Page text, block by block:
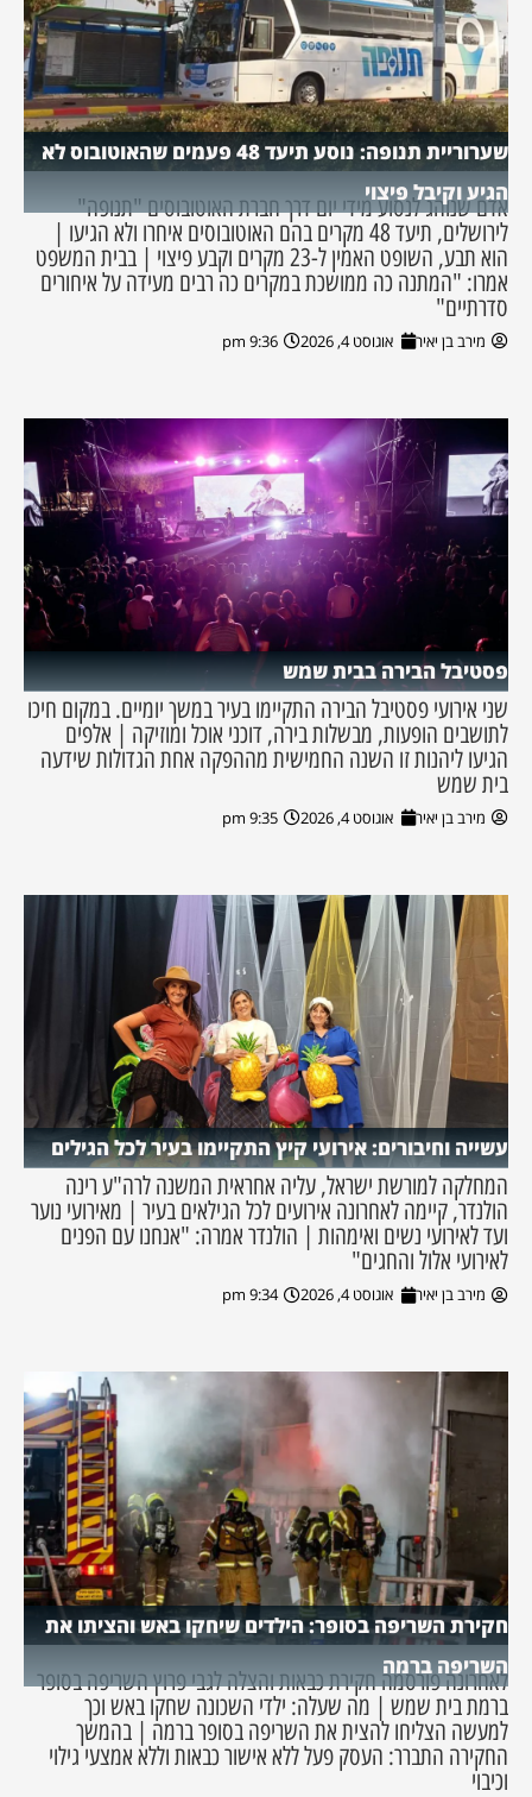
שערוריית תנופה: נוסע תיעד 48 פעמים שהאוטובוס לא
הגיע וקיבל פיצוי
אדם שנוהג לנסוע מידי יום דרך חברת האוטובוסים "תנופה"
לירושלים, תיעד 48 מקרים בהם האוטובוסים איחרו ולא הגיעו |
הוא תבע, השופט האמין ל-23 מקרים וקבע פיצוי | בבית המשפט
אמרו: "המתנה כה ממושכת במקרים כה רבים מעידה על איחורים
סדרתיים"
מירב בן יאיר אוגוסט 4, 2026 9:36 pm
פסטיבל הבירה בבית שמש
שני אירועי פסטיבל הבירה התקיימו בעיר במשך יומיים. במקום חיכו
לתושבים הופעות, מבשלות בירה, דוכני אוכל ומוזיקה | אלפים
הגיעו ליהנות זו השנה החמישית מההפקה אחת הגדולות שידעה
בית שמש
מירב בן יאיר אוגוסט 4, 2026 9:35 pm
עשייה וחיבורים: אירועי קיץ התקיימו בעיר לכל הגילים
המחלקה למורשת ישראל, עליה אחראית המשנה לרה"ע רינה
הולנדר, קיימה לאחרונה אירועים לכל הגילאים בעיר | מאירועי נוער
ועד לאירועי נשים ואימהות | הולנדר אמרה: "אנחנו עם הפנים
לאירועי אלול והחגים"
מירב בן יאיר אוגוסט 4, 2026 9:34 pm
חקירת השריפה בסופר: הילדים שיחקו באש והציתו את
השריפה ברמה
לאחרונה פורסמה חקירת כבאות והצלה לגבי פרוץ השריפה בסופר
ברמת בית שמש | מה שעלה: ילדי השכונה שחקו באש וכך
למעשה הצליחו להצית את השריפה בסופר ברמה | בהמשך
החקירה התברר: העסק פעל ללא אישור כבאות וללא אמצעי גילוי
וכיבוי